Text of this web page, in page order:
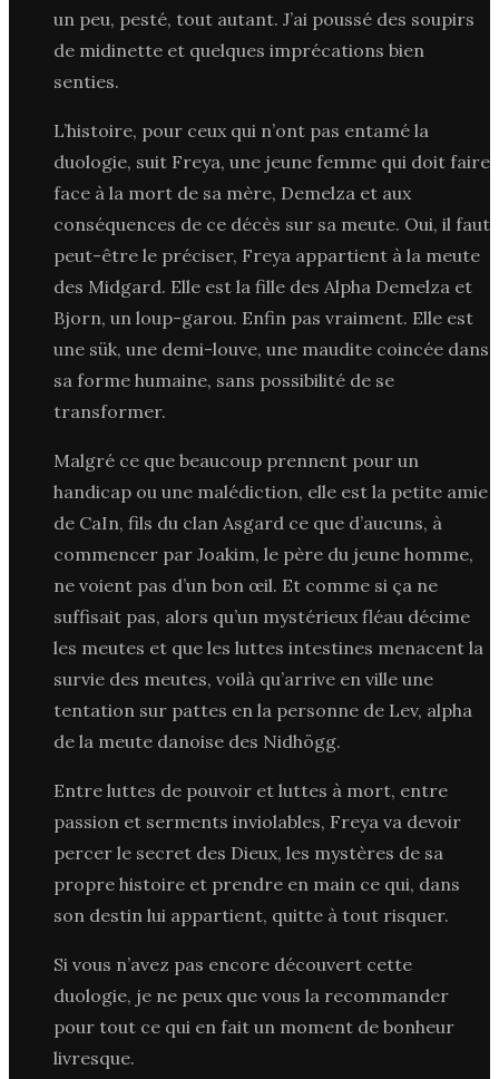
un peu, pesté, tout autant. J’ai poussé des soupirs
de midinette et quelques imprécations bien
senties.
L’histoire, pour ceux qui n’ont pas entamé la
duologie, suit Freya, une jeune femme qui doit faire
face à la mort de sa mère, Demelza et aux
conséquences de ce décès sur sa meute. Oui, il faut
peut-être le préciser, Freya appartient à la meute
des Midgard. Elle est la fille des Alpha Demelza et
Bjorn, un loup-garou. Enfin pas vraiment. Elle est
une sük, une demi-louve, une maudite coincée dans
sa forme humaine, sans possibilité de se
transformer.
Malgré ce que beaucoup prennent pour un
handicap ou une malédiction, elle est la petite amie
de CaIn, fils du clan Asgard ce que d’aucuns, à
commencer par Joakim, le père du jeune homme,
ne voient pas d’un bon œil. Et comme si ça ne
suffisait pas, alors qu’un mystérieux fléau décime
les meutes et que les luttes intestines menacent la
survie des meutes, voilà qu’arrive en ville une
tentation sur pattes en la personne de Lev, alpha
de la meute danoise des Nidhögg.
Entre luttes de pouvoir et luttes à mort, entre
passion et serments inviolables, Freya va devoir
percer le secret des Dieux, les mystères de sa
propre histoire et prendre en main ce qui, dans
son destin lui appartient, quitte à tout risquer.
Si vous n’avez pas encore découvert cette
duologie, je ne peux que vous la recommander
pour tout ce qui en fait un moment de bonheur
livresque.